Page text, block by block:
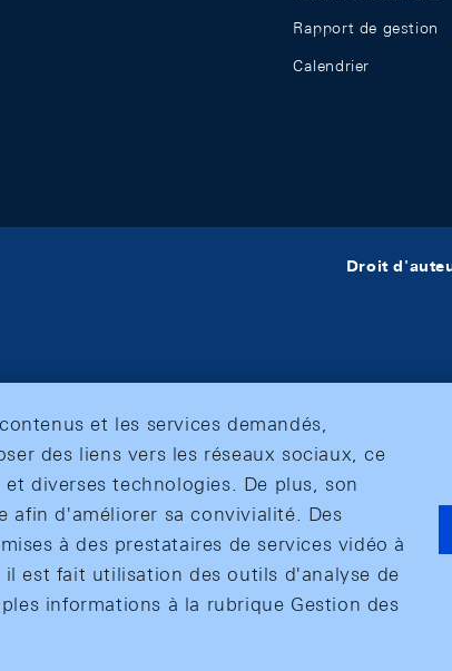
Rapport de gestion
Calendrier
Droit
et les services demandés,
des liens vers les réseaux sociaux, ce
diverses technologies. De plus, son
afin d'améliorer sa convivialité. Des
à des prestataires de services vidéo à
est fait utilisation des outils d'analyse de
informations à la rubrique Gestion des